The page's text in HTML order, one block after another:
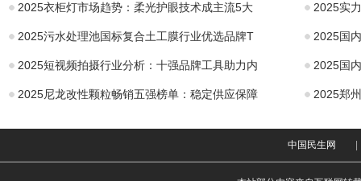
2025衣柜灯市场趋势：柔光护眼技术成主流5大 2025实
2025污水处理池国标复合土工膜行业优选品牌T 2025国
2025短视频拍摄行业分析：十强品牌工具助力内 2025国
2025尼龙改性颗粒畅销五强榜单：稳定供应保障 2025郑
中国民生网